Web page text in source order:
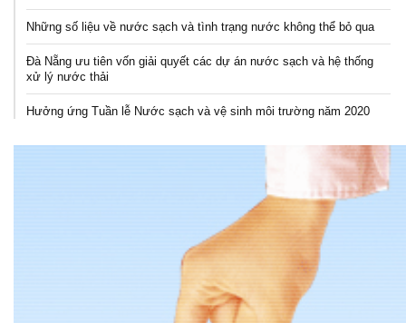
Những số liệu về nước sạch và tình trạng nước không thể bỏ qua
Đà Nẵng ưu tiên vốn giải quyết các dự án nước sạch và hệ thống
xử lý nước thải
Hưởng ứng Tuần lễ Nước sạch và vệ sinh môi trường năm 2020